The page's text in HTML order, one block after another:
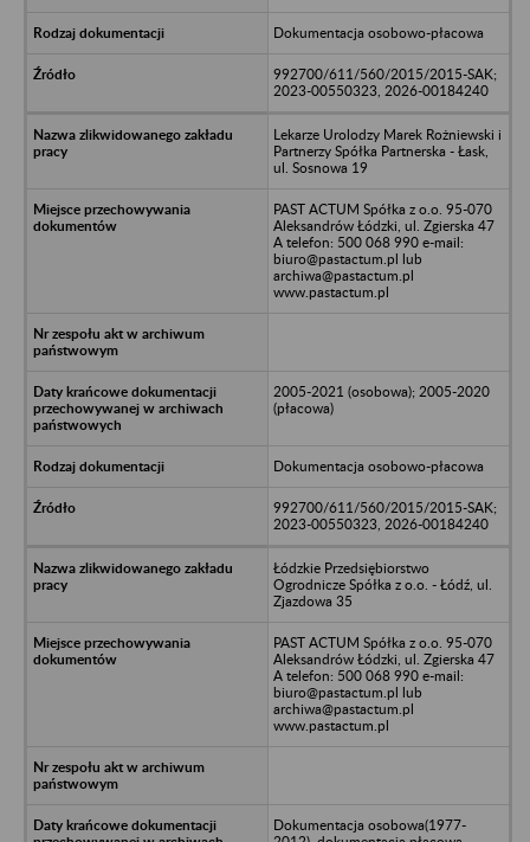
Dokumentacja osobowo-płacowa
992700/611/560/2015/2015-SAK;
2023-00550323, 2026-00184240
Lekarze Urolodzy Marek Rożniewski i
Partnerzy Spółka Partnerska - Łask,
ul. Sosnowa 19
PAST ACTUM Spółka z o.o. 95-070
Aleksandrów Łódzki, ul. Zgierska 47
A telefon: 500 068 990 e-mail:
biuro@pastactum.pl lub
archiwa@pastactum.pl
www.pastactum.pl
2005-2021 (osobowa); 2005-2020
(płacowa)
Dokumentacja osobowo-płacowa
992700/611/560/2015/2015-SAK;
2023-00550323, 2026-00184240
Łódzkie Przedsiębiorstwo
Ogrodnicze Spółka z o.o. - Łódź, ul.
Zjazdowa 35
PAST ACTUM Spółka z o.o. 95-070
Aleksandrów Łódzki, ul. Zgierska 47
A telefon: 500 068 990 e-mail:
biuro@pastactum.pl lub
archiwa@pastactum.pl
www.pastactum.pl
Dokumentacja osobowa(1977-